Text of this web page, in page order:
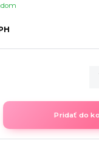
Pridať do